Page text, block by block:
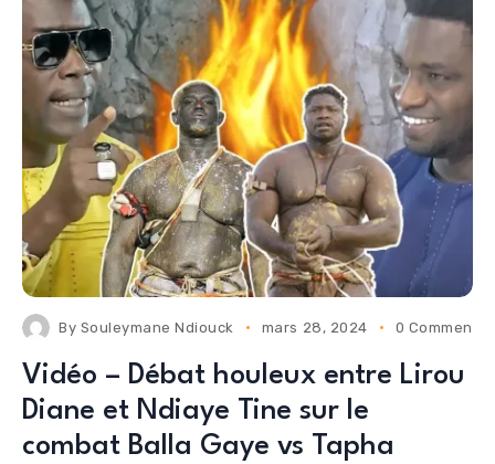
By Souleymane Ndiouck mars 28, 2024 0 Comments
Vidéo – Débat houleux entre Lirou
Diane et Ndiaye Tine sur le
combat Balla Gaye vs Tapha